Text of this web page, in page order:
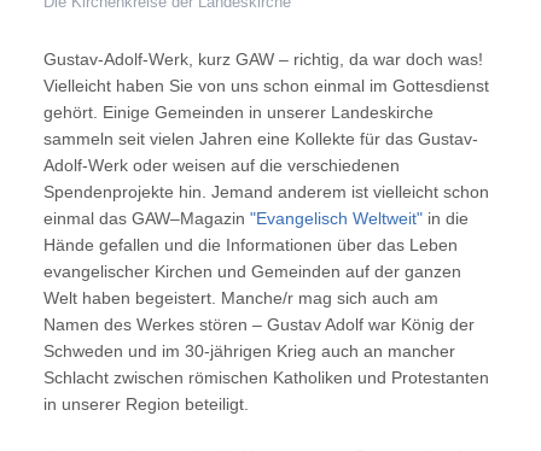
Gustav-Adolf-Werk, kurz GAW – richtig, da war doch was!
Vielleicht haben Sie von uns schon einmal im Gottesdienst
gehört. Einige Gemeinden in unserer Landeskirche
sammeln seit vielen Jahren eine Kollekte für das Gustav-
Adolf-Werk oder weisen auf die verschiedenen
Spendenprojekte hin. Jemand anderem ist vielleicht schon
einmal das GAW–Magazin "Evangelisch Weltweit"in die
Hände gefallen und die Informationen über das Leben
evangelischer Kirchen und Gemeinden auf der ganzen
Welt haben begeistert. Manche/r mag sich auch am
Namen des Werkes stören – Gustav Adolf war König der
Schweden und im 30-jährigen Krieg auch an mancher
Schlacht zwischen römischen Katholiken und Protestanten
in unserer Region beteiligt.